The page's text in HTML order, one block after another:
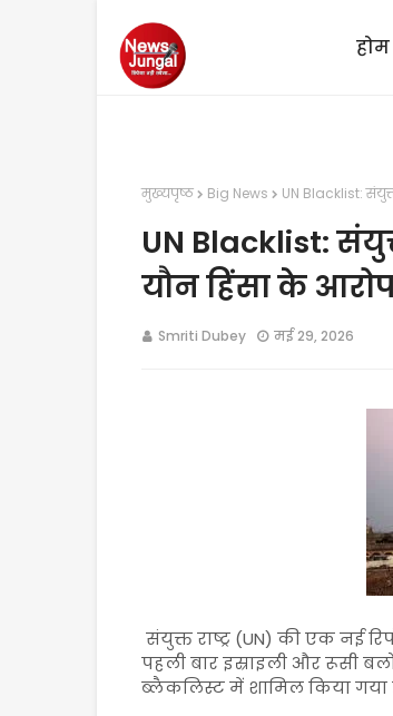
होम
मुख्यपृष्ठ Big News UN Blacklist:
UN Blacklist:
यौन हिंसा के
Smriti Dubey मई 29, 2026
संयुक्त राष्ट्र (UN) की एक नई
पहली बार इस्राइली और रूसी
ब्लैकलिस्ट में शामिल किया गया